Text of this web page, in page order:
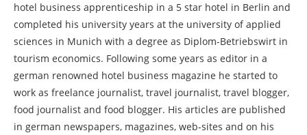
hotel business apprenticeship in a 5 star hotel in Berlin and
completed his university years at the university of applied
sciences in Munich with a degree as Diplom-Betriebswirt in
tourism economics. Following some years as editor in a
german renowned hotel business magazine he started to
work as freelance journalist, travel journalist, travel blogger,
food journalist and food blogger. His articles are published
in german newspapers, magazines, web-sites and on his